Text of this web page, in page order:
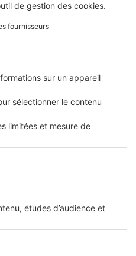
75009 Paris
80 00